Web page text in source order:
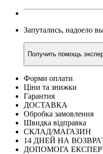
Запутались, надоело
Получить помощь
Форми оплати
Ціни та знижки
Гарантия
ДОСТАВКА
Обробка замовлення
Швидка відправка
СКЛАД/МАГАЗИН
14 ДНЕЙ НА
ДОПОМОГА